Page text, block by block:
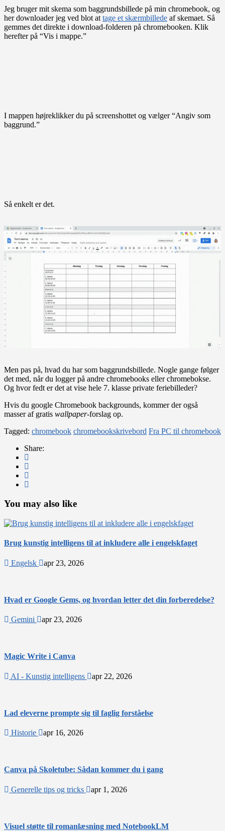
Jeg bruger mit skema som baggrundsbillede på min chromebook, og
her downloader jeg ved blot at tage et skærmbillede af skemaet. Så
gemmes det direkte i download-folderen på chromebooken. Klik
herefter på “Vis i mappe.”
I mappen højreklikker du på screenshottet og vælger “Angiv som
baggrund.”
Så enkelt er det.
Men pas på, hvad du har som baggrundsbillede. Nogle gange følger
det med, når du logger på andre chromebooks eller chromebokse.
Og hvor fedt er det at vise hele 7. klasse private feriebilleder?
Hvis du google Chromebook backgrounds, kommer der også
masser af gratis wallpaper-forslag op.
Tagged: chromebook chromebookskrivebord Fra PC til chromebook
Share:
You may also like
Brug kunstig intelligens til at inkludere alle i engelskfaget
Engelsk apr 23, 2026
Hvad er Google Gems, og hvordan letter det din forberedelse?
Gemini apr 23, 2026
Magic Write i Canva
AI - Kunstig intelligens apr 22, 2026
Lad eleverne prompte sig til faglig forståelse
Historie apr 16, 2026
Canva på Skoletube: Sådan kommer du i gang
Generelle tips og tricks apr 1, 2026
Visuel støtte til romanlæsning med NotebookLM